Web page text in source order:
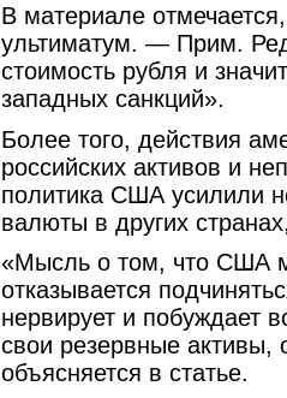
В материале
ультиматум. — Прим.
стоимость рубля и
западных санкций».
Более того, действия
российских активов и
политика США усилили
валюты в других
«Мысль о том, что США
отказывается
нервирует и побуждает
свои резервные
объясняется в статье.